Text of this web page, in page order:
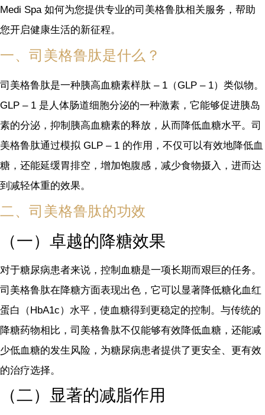
Medi Spa 如何为您提供专业的司美格鲁肽相关服务，帮助
您开启健康生活的新征程。
一、司美格鲁肽是什么？
司美格鲁肽是一种胰高血糖素样肽 – 1（GLP – 1）类似物。
GLP – 1 是人体肠道细胞分泌的一种激素，它能够促进胰岛
素的分泌，抑制胰高血糖素的释放，从而降低血糖水平。司
美格鲁肽通过模拟 GLP – 1 的作用，不仅可以有效地降低血
糖，还能延缓胃排空，增加饱腹感，减少食物摄入，进而达
到减轻体重的效果。
二、司美格鲁肽的功效
（一）卓越的降糖效果
对于糖尿病患者来说，控制血糖是一项长期而艰巨的任务。
司美格鲁肽在降糖方面表现出色，它可以显著降低糖化血红
蛋白（HbA1c）水平，使血糖得到更稳定的控制。与传统的
降糖药物相比，司美格鲁肽不仅能够有效降低血糖，还能减
少低血糖的发生风险，为糖尿病患者提供了更安全、更有效
的治疗选择。
（二）显著的减脂作用